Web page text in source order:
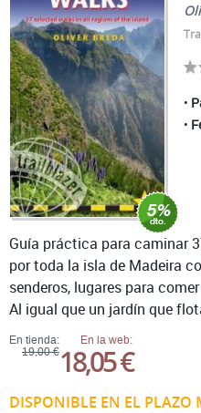
En tienda:
19,00 €
En la web:
18,05 €
DISPONIBLE EN EL
Guía práctica para caminar
por toda la isla de Madeira
senderos, lugares para
Al igual que un jardín que